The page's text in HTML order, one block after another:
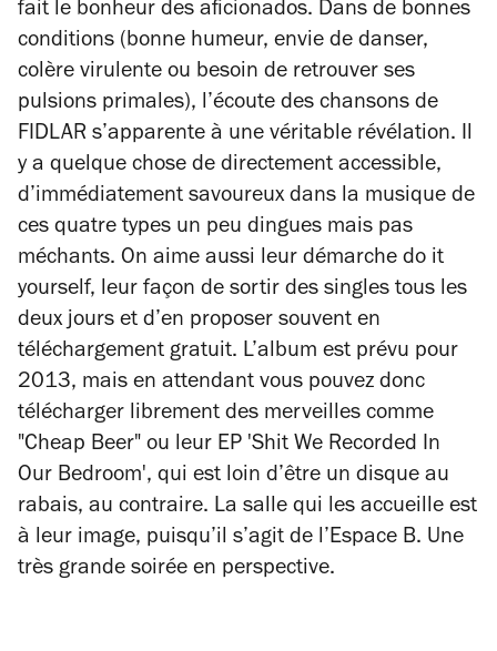
fait le bonheur des aficionados. Dans de bonnes
conditions (bonne humeur, envie de danser,
colère virulente ou besoin de retrouver ses
pulsions primales), l’écoute des chansons de
FIDLAR s’apparente à une véritable révélation. Il
y a quelque chose de directement accessible,
d’immédiatement savoureux dans la musique de
ces quatre types un peu dingues mais pas
méchants. On aime aussi leur démarche do it
yourself, leur façon de sortir des singles tous les
deux jours et d’en proposer souvent en
téléchargement gratuit. L’album est prévu pour
2013, mais en attendant vous pouvez donc
télécharger librement des merveilles comme
"Cheap Beer" ou leur EP 'Shit We Recorded In
Our Bedroom', qui est loin d’être un disque au
rabais, au contraire. La salle qui les accueille est
à leur image, puisqu’il s’agit de l’Espace B. Une
très grande soirée en perspective.